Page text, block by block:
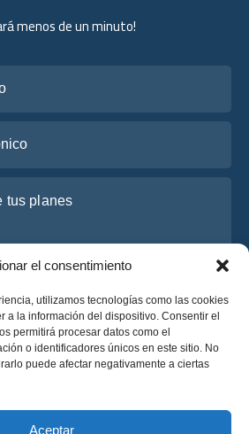
el consentimiento
utilizamos tecnologías como las cookies
a la información del dispositivo. Consentir el
permitirá procesar datos como el
o identificadores únicos en este sitio. No
puede afectar negativamente a ciertas
Aceptar
menos de un minuto!
laPolítica de Privacidadde OsaBus.
un presupuesto
un presupuesto